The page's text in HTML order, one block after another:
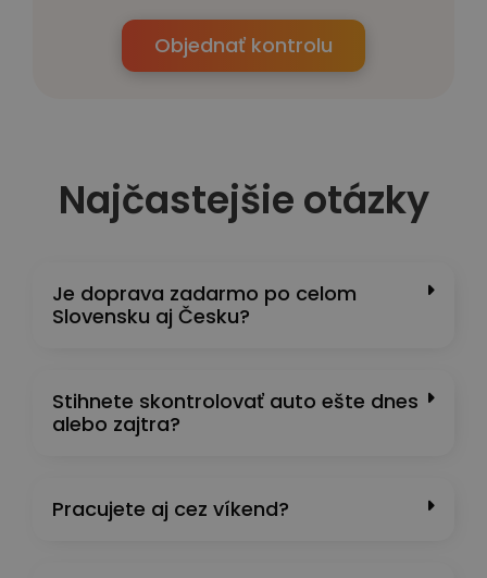
Objednať kontrolu
Najčastejšie otázky
Je doprava zadarmo po celom
Slovensku aj Česku?
Stihnete skontrolovať auto ešte dnes
alebo zajtra?
Pracujete aj cez víkend?